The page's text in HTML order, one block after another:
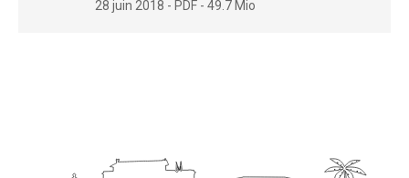
28 juin 2018 - PDF -49.7 Mio